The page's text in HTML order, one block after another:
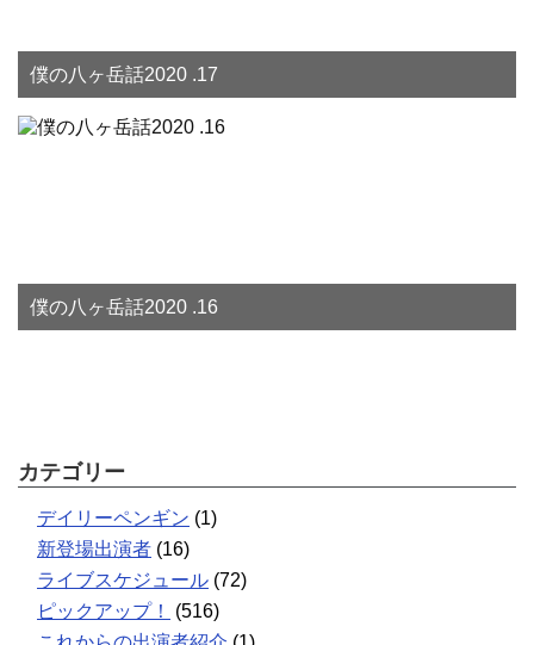
僕の八ヶ岳話2020 .17
僕の八ヶ岳話2020 .16
カテゴリー
デイリーペンギン (1)
新登場出演者 (16)
ライブスケジュール (72)
ピックアップ！
(516)